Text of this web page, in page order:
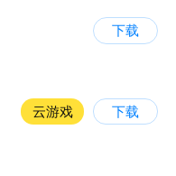
下载
云游戏 下载